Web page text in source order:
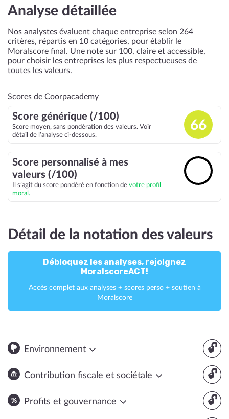
Analyse détaillée
Nos analystes évaluent chaque entreprise selon 264
critères, répartis en 10 catégories, pour établir le
Moralscore final. Une note sur 100, claire et accessible,
pour choisir les entreprises les plus respectueuses de
toutes les valeurs.
Scores de Coorpacademy
Score générique (/100)
Score moyen, sans pondération des valeurs. Voir
détail de l’analyse ci-dessous.
66
Score personnalisé à mes
valeurs (/100)
Il s’agit du score pondéré en fonction de votre profil
moral.
Détail de la notation des valeurs
Débloquez les analyses, rejoignez
MoralscoreACT!
Accès complet aux analyses + scores perso + soutien à
Moralscore
🔓
Environnement
🔓
Contribution fiscale et sociétale
🔓
Profits et gouvernance